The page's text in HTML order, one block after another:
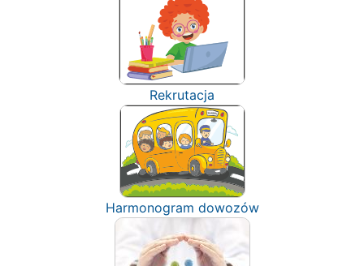
Rekrutacja
Harmonogram dowozów